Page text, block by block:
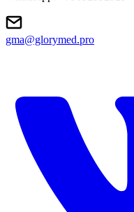
gma@glorymed.pro